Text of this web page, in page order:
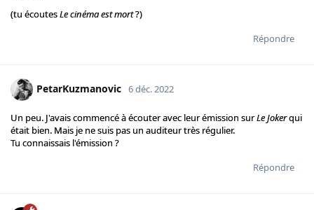
(tu écoutesLe cinéma est mort?)
Répondre
PetarKuzmanovic 6 déc. 2022
Un peu. J'avais commencé à écouter avec leur émission surLe Jokerqui
était bien. Mais je ne suis pas un auditeur très régulier.
Tu connaissais l'émission ?
Répondre